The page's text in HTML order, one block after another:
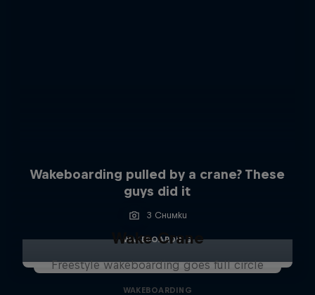
Wakeboarding pulled by a crane? These
guys did it
3 Снимки
WAKEBOARDING
Wake Crane
Freestyle wakeboarding goes full circle
WAKEBOARDING